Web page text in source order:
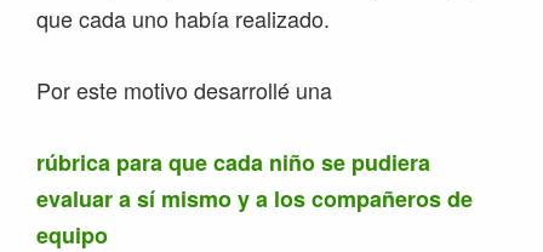
que cada uno había realizado.
Por este motivo desarrollé una
rúbrica para que cada niño se pudiera
evaluar a sí mismo y a los compañeros de
equipo